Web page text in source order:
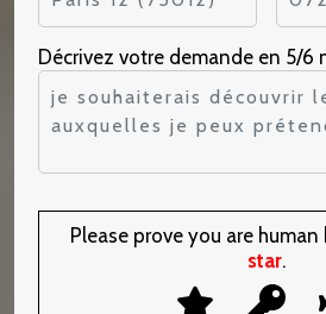
Décrivez votre demande en 5/6
Please prove you are
star.